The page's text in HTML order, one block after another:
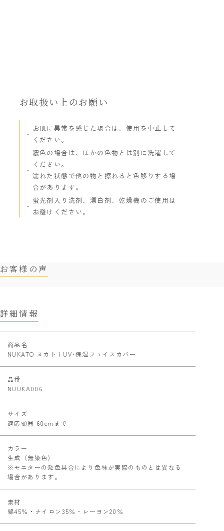
お取扱い上のお願い
お肌に異常を感じた場合は、使用を中止して
ください。
濃色の場合は、ほかの色物とは別に洗濯して
ください。
濡れた状態で他の物と擦れると色移りする場
合があります。
蛍光剤入り洗剤、漂白剤、乾燥機のご使用は
お避けください。
お客様の声
詳細情報
商品名
NUKATO ヌカト | UV･保湿フェイスカバー
品番
NUUKA006
サイズ
適応頭囲 60cmまで
カラー
生成（無染色）
※モニターの発色具合により色味が実際のものとは異なる
場合があります。
素材
綿45％・ナイロン35％・レーヨン20％